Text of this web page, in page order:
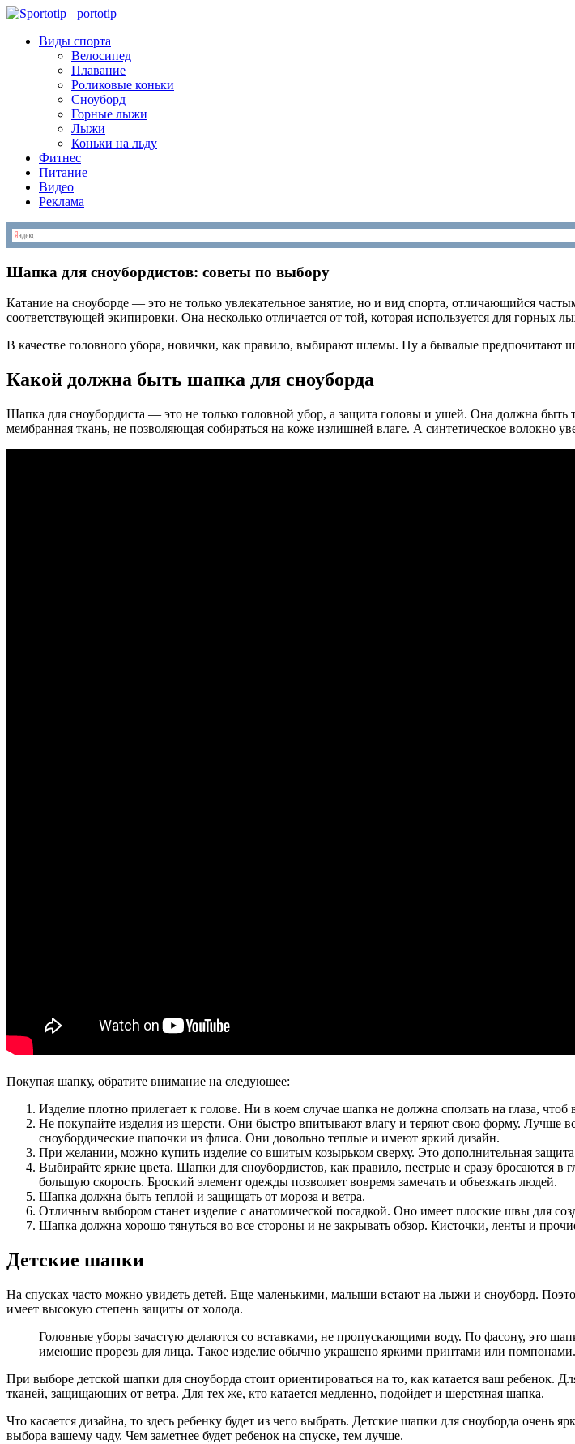
portotip
Виды спорта
Велосипед
Плавание
Роликовые коньки
Сноуборд
Горные лыжи
Лыжи
Коньки на льду
Фитнес
Питание
Видео
Реклама
Шапка для сноубордистов: советы по выбору
Катание на сноуборде — это не только увлекательное занятие, но и вид спорта, отличающийся
соответствующей экипировки. Она несколько отличается от той, которая используется для горных
В качестве головного убора, новички, как правило, выбирают шлемы. Ну а бывалые предпочитают
Какой должна быть шапка для сноуборда
Шапка для сноубордиста — это не только головной убор, а защита головы и ушей. Она должна быть
мембранная ткань, не позволяющая собираться на коже излишней влаге. А синтетическое волокно
Покупая шапку, обратите внимание на следующее:
Изделие плотно прилегает к голове. Ни в коем случае шапка не должна сползать на глаза,
Не покупайте изделия из шерсти. Они быстро впитывают влагу и теряют свою форму. Лучше
сноубордические шапочки из флиса. Они довольно теплые и имеют яркий дизайн.
При желании, можно купить изделие со вшитым козырьком сверху. Это дополнительная
Выбирайте яркие цвета. Шапки для сноубордистов, как правило, пестрые и сразу бросаются в
большую скорость. Броский элемент одежды позволяет вовремя замечать и объезжать людей.
Шапка должна быть теплой и защищать от мороза и ветра.
Отличным выбором станет изделие с анатомической посадкой. Оно имеет плоские швы для
Шапка должна хорошо тянуться во все стороны и не закрывать обзор. Кисточки, ленты и
Детские шапки
На спусках часто можно увидеть детей. Еще маленькими, малыши встают на лыжи и сноуборд.
имеет высокую степень защиты от холода.
Головные уборы зачастую делаются со вставками, не пропускающими воду. По фасону, это
имеющие прорезь для лица. Такое изделие обычно украшено яркими принтами или помпонами.
При выборе детской шапки для сноуборда стоит ориентироваться на то, как катается ваш ребенок.
тканей, защищающих от ветра. Для тех же, кто катается медленно, подойдет и шерстяная шапка.
Что касается дизайна, то здесь ребенку будет из чего выбрать. Детские шапки для сноуборда
выбора вашему чаду. Чем заметнее будет ребенок на спуске, тем лучше.